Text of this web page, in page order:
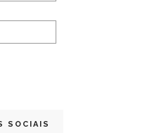
SOCIAIS